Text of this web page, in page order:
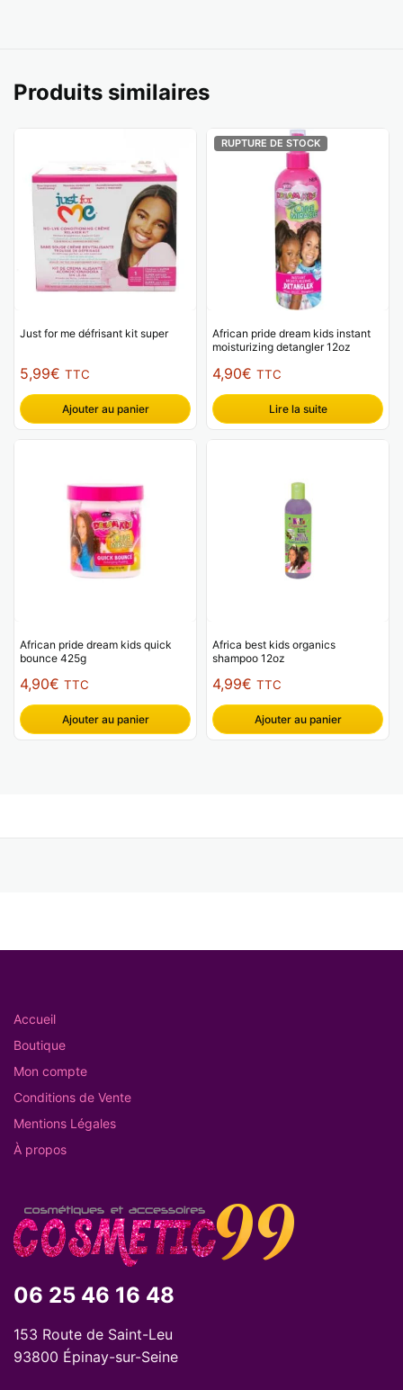
Produits similaires
Just for me défrisant kit super
5,99€ TTC
Ajouter au panier
RUPTURE DE STOCK
African pride dream kids instant
moisturizing detangler 12oz
4,90€ TTC
Lire la suite
African pride dream kids quick
bounce 425g
4,90€ TTC
Ajouter au panier
Africa best kids organics
shampoo 12oz
4,99€ TTC
Ajouter au panier
Accueil
Boutique
Mon compte
Conditions de Vente
Mentions Légales
À propos
06 25 46 16 48
153 Route de Saint-Leu
93800 Épinay-sur-Seine